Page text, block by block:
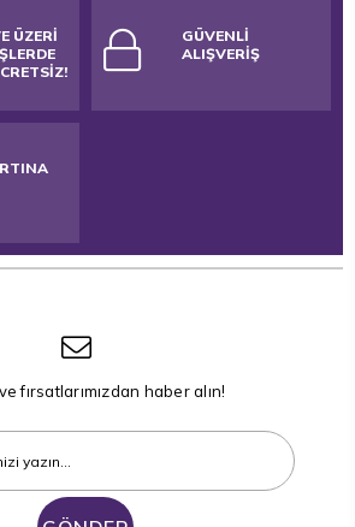
ÜZERİ
GÜVENLİ
ALIŞVERİŞ
fırsatlarımızdan haber alın!